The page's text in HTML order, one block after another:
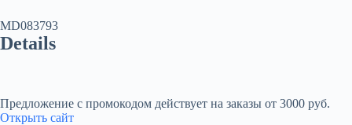
MD083793
Details
Предложение с промокодом действует на заказы от 3000 руб.
Открыть сайт